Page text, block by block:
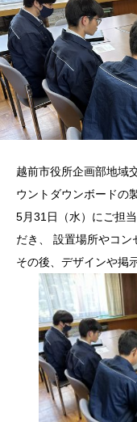
越前市役所企画部地域
ウントダウンボードの
5月31日（水）にご担
だき、 設置場所やコン
その後、デザインや掲